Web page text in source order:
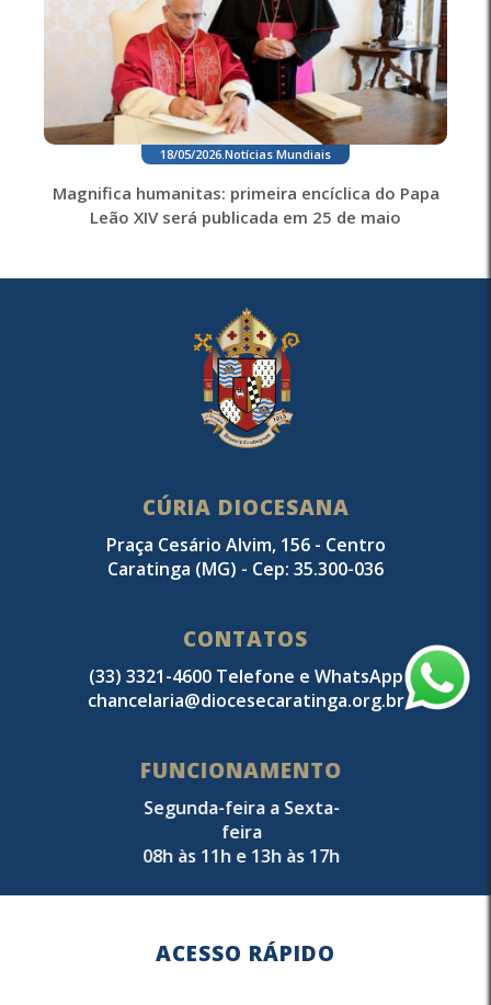
18/05/2026.Notícias Mundiais
Magnifica humanitas: primeira encíclica do Papa
Leão XIV será publicada em 25 de maio
CÚRIA DIOCESANA
Praça Cesário Alvim, 156 - Centro
Caratinga (MG) - Cep: 35.300-036
CONTATOS
(33) 3321-4600 Telefone e WhatsApp
chancelaria@diocesecaratinga.org.br
FUNCIONAMENTO
Segunda-feira a Sexta-
feira
08h às 11h e 13h às 17h
ACESSO RÁPIDO